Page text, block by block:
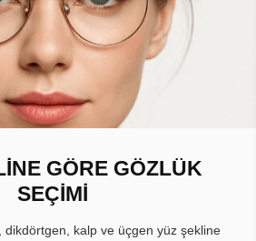
GÖRE GÖZLÜK
SEÇİMİ
dikdörtgen, kalp ve üçgen yüz şekline